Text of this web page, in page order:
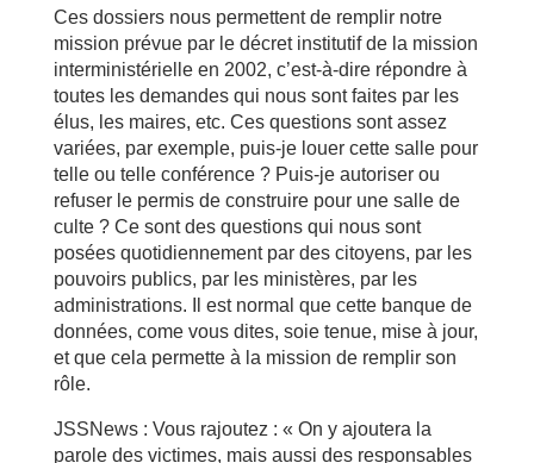
Ces dossiers nous permettent de remplir notre
mission prévue par le décret institutif de la mission
interministérielle en 2002, c’est-à-dire répondre à
toutes les demandes qui nous sont faites par les
élus, les maires, etc. Ces questions sont assez
variées, par exemple, puis-je louer cette salle pour
telle ou telle conférence ? Puis-je autoriser ou
refuser le permis de construire pour une salle de
culte ? Ce sont des questions qui nous sont
posées quotidiennement par des citoyens, par les
pouvoirs publics, par les ministères, par les
administrations. Il est normal que cette banque de
données, come vous dites, soie tenue, mise à jour,
et que cela permette à la mission de remplir son
rôle.
JSSNews : Vous rajoutez : « On y ajoutera la
parole des victimes, mais aussi des responsables